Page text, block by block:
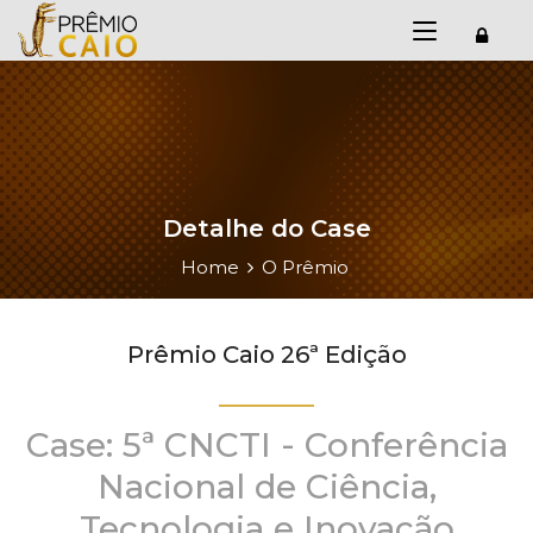
Detalhe do Case
Home O Prêmio
Prêmio Caio 26ª Edição
Case: 5ª CNCTI - Conferência
Nacional de Ciência,